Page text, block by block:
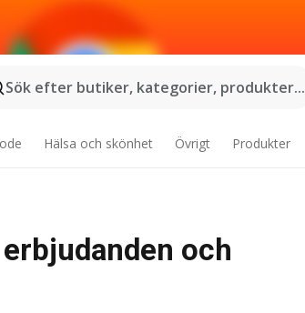
Sök efter butiker, kategorier, produkter...
Hälsa och skönhet Övrigt Produkter
och